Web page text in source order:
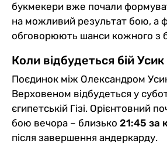
букмекери вже почали
на можливий результат бою, а
обговорюють шанси кожного з
Коли відбудеться бій
Поєдинок між Олександром
Верховеном відбудеться у
єгипетській Гізі. Орієнтовний
бою вечора – близько 21:45 за
після завершення андеркарду.